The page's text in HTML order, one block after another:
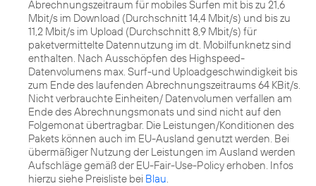
Abrechnungszeitraum für mobiles Surfen mit bis zu 21,6
Mbit/s im Download (Durchschnitt 14,4 Mbit/s) und bis zu
11,2 Mbit/s im Upload (Durchschnitt 8,9 Mbit/s) für
paketvermittelte Datennutzung im dt. Mobilfunknetz sind
enthalten. Nach Ausschöpfen des Highspeed-
Datenvolumens max. Surf-und Uploadgeschwindigkeit bis
zum Ende des laufenden Abrechnungszeitraums 64 KBit/s.
Nicht verbrauchte Einheiten/ Datenvolumen verfallen am
Ende des Abrechnungsmonats und sind nicht auf den
Folgemonat übertragbar. Die Leistungen/Konditionen des
Pakets können auch im EU-Ausland genutzt werden. Bei
übermäßiger Nutzung der Leistungen im Ausland werden
Aufschläge gemäß der EU-Fair-Use-Policy erhoben. Infos
hierzu siehe Preisliste bei Blau.